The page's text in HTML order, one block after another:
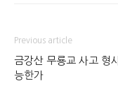
Previous article
금강산 무룡교 사고 형
능한가